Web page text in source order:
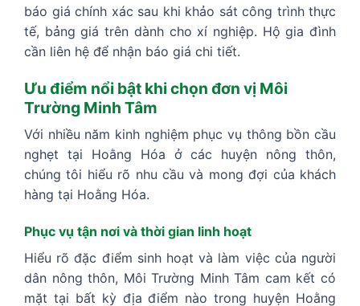
báo giá chính xác sau khi khảo sát công trình thực
tế, bảng giá trên dành cho xí nghiệp. Hộ gia đình
cần liên hệ để nhận báo giá chi tiết.
Ưu điểm nổi bật khi chọn đơn vị Môi
Trường Minh Tâm
Với nhiều năm kinh nghiệm phục vụ thông bồn cầu
nghẹt tại Hoằng Hóa ở các huyện nông thôn,
chúng tôi hiểu rõ nhu cầu và mong đợi của khách
hàng tại Hoằng Hóa.
Phục vụ tận nơi và thời gian linh hoạt
Hiểu rõ đặc điểm sinh hoạt và làm việc của người
dân nông thôn, Môi Trường Minh Tâm cam kết có
mặt tại bất kỳ địa điểm nào trong huyện Hoằng